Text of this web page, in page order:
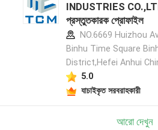
INDUSTRIES
প্রস্তুতকারক প্রোফাইল
NO.6669 Huizhou
Binhu Time Square
District,Hefei Anhui
5.0
যাচাইকৃত সরবরাহকারী
আরো দেখুন